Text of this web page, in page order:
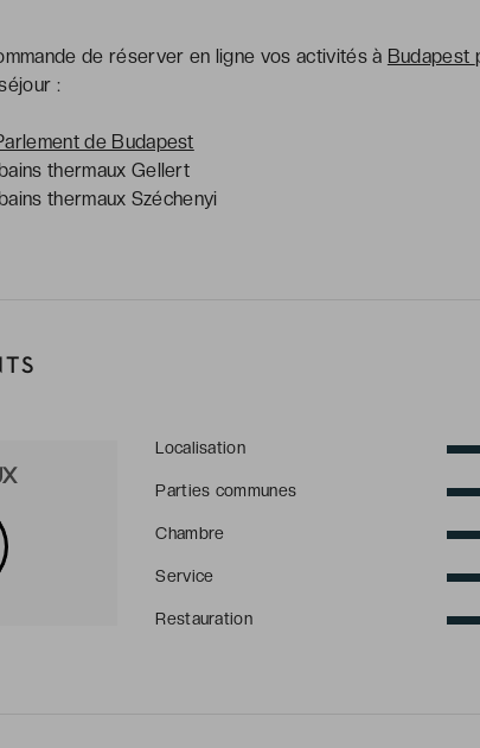
de réserver en ligne vos activités à Budapest
:
de Budapest
thermaux Gellert
thermaux Széchenyi
Localisation
Parties communes
Chambre
Service
Restauration